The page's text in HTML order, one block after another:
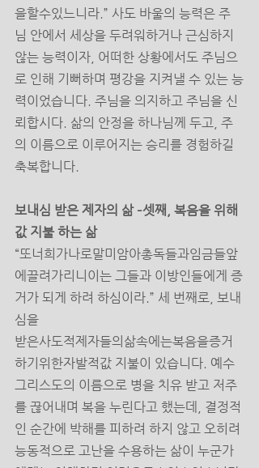
을할수있느니라.” 사도 바울의 능력은 주
님 안에서 세상을 두려워하거나 근심하지
않는 능력이자, 어떠한 상황에서도 주님으
로 인해 기뻐하며 평강을 지켜낼 수 있는 능
력이었습니다. 주님을 의지하고 주님을 신
뢰합시다. 삶의 안정을 하나님께 두고, 주
의 이름으로 이루어지는 승리를 경험하길
축복합니다.
보내심 받은 제자의 삶 –셋째, 복음을 위해
값 지불 하는 삶
“또너희가나로말미암아총독들과임금들앞
에끌려가리니이는 그들과 이방인들에게 증
거가 되게 하려 하심이라.” 세 번째로, 보내
심을
받은사도적제자들의삶속에는복음을증거
하기위한자발적값 지불이 있습니다. 예수
그리스도의 이름으로 병을 치유 받고 저주
를 끊어내며 복을 누린다고 했는데, 결정적
인 순간에 박해를 피하려 하지 않고 오히려
능동적으로 고난을 수용하는 삶이 누군가